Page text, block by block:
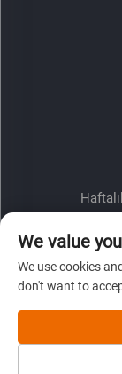
We value
We use cookies
don't want to